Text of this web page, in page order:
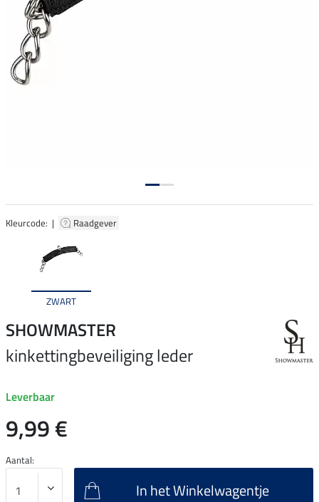
Kleurcode: | Raadgever
ZWART
SHOWMASTER
kinkettingbeveiliging leder
Leverbaar
9,99 €
Aantal:
In het Winkelwagentje